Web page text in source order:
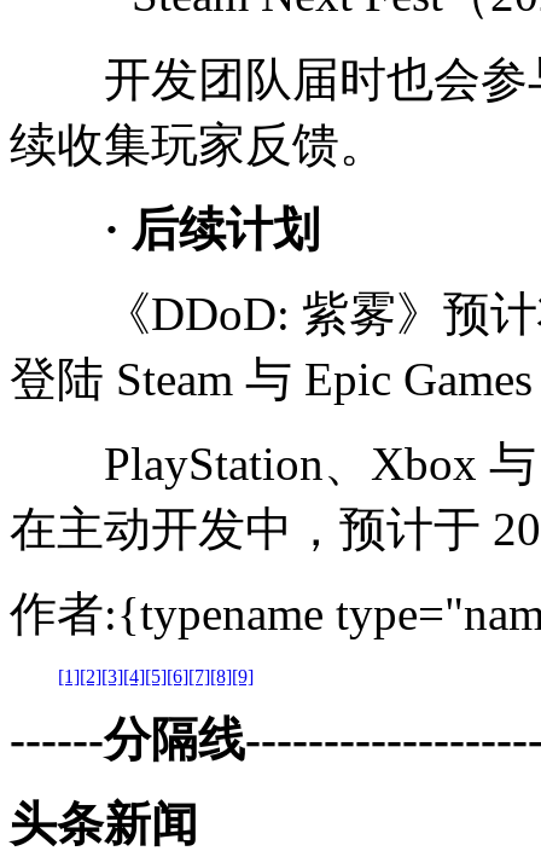
开发团队届时也会参
续收集玩家反馈。
· 后续计划
《DDoD: 紫雾》预计
登陆 Steam 与 Epic
PlayStation、Xbox 与
在主动开发中，预计于
作者:{typename
[1][2][3][4][5][6][7][8][9]
------分隔线
头条新闻